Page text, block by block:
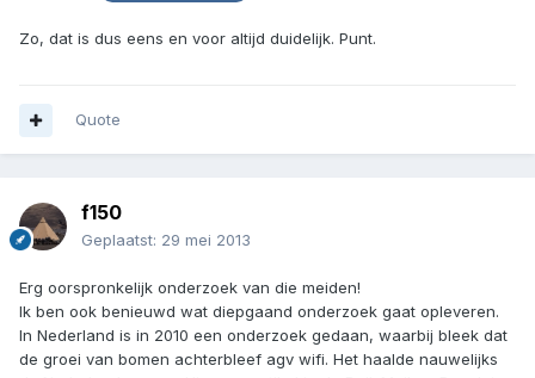
Zo, dat is dus eens en voor altijd duidelijk. Punt.
Quote
f150
Geplaatst: 29 mei 2013
Erg oorspronkelijk onderzoek van die meiden!
Ik ben ook benieuwd wat diepgaand onderzoek gaat opleveren.
In Nederland is in 2010 een onderzoek gedaan, waarbij bleek dat
de groei van bomen achterbleef agv wifi. Het haalde nauwelijks